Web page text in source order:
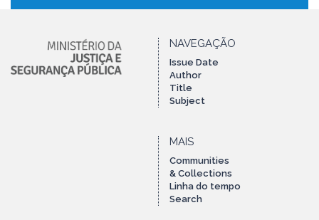
NAVEGAÇÃO
Issue Date
Author
Title
Subject
MAIS
Communities
& Collections
Linha do tempo
Search